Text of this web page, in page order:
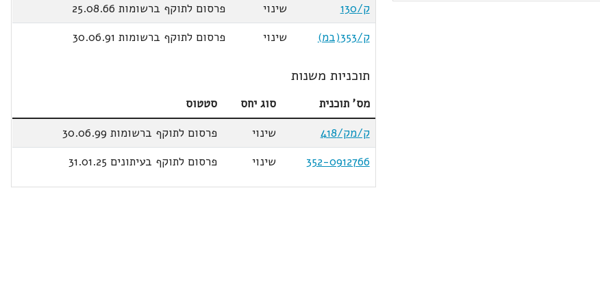
ק/130
שינוי
פרסום לתוקף ברשומות 25.08.66
ק/353(במ)
שינוי פרסום לתוקף ברשומות 30.06.91
תוכניות משנות
מס' תוכנית סוג יחס
סטטוס
ק/מק/418
שינוי
פרסום לתוקף ברשומות 30.06.99
352-0912766
שינוי פרסום לתוקף בעיתונים 31.01.25